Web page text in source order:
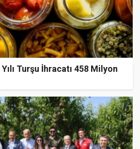
Turşu İhracatı 458 Milyon